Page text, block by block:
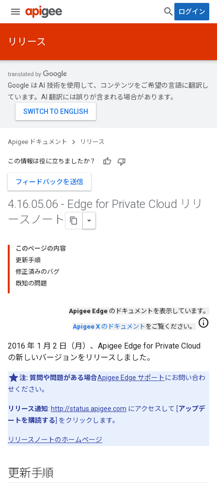
ログイン
リリース
Google は AI 技術を使用して、コンテンツをご希望の言語に翻訳し
ています。AI 翻訳には誤りが含まれる場合があります。
Apigee ドキュメント リリース
この情報は役に立ちましたか？
フィードバックを送信
4.16.05.06 - Edge for Private Cloud リリ
ースノート
このページの内容
更新手順
修正済みのバグ
既知の問題
Apigee Edge のドキュメントを表示しています。
Apigee X のドキュメントをご覧ください。 info
2016 年 1 月 2 日（月）、Apigee Edge for Private Cloud
の新しいバージョンをリリースしました。
注: 質問や問題がある場合Apigee Edge サポート にお問い合わ
せください。
リリース通知: http://status.apigee.com にアクセスして [アップデ
ートを購読する ] をクリックします。
リリースノートのホームページ
更新手順